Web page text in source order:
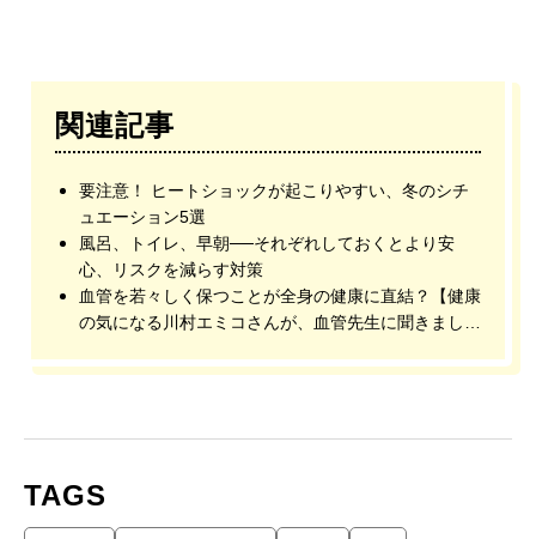
関連記事
要注意！ ヒートショックが起こりやすい、冬のシチ
ュエーション5選
風呂、トイレ、早朝──それぞれしておくとより安
心、リスクを減らす対策
血管を若々しく保つことが全身の健康に直結？【健康
の気になる川村エミコさんが、血管先生に聞きまし
TAGS